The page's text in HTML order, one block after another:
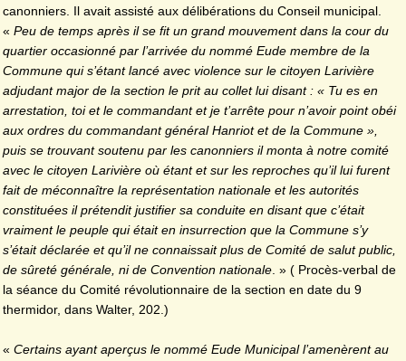
canonniers. Il avait assisté aux délibérations du Conseil municipal.
« Peu de temps après il se fit un grand mouvement dans la cour du
quartier occasionné par l’arrivée du nommé Eude membre de la
Commune qui s’étant lancé avec violence sur le citoyen Larivière
adjudant major de la section le prit au collet lui disant : « Tu es en
arrestation, toi et le commandant et je t’arrête pour n’avoir point obéi
aux ordres du commandant général Hanriot et de la Commune »,
puis se trouvant soutenu par les canonniers il monta à notre comité
avec le citoyen Larivière où étant et sur les reproches qu’il lui furent
fait de méconnaître la représentation nationale et les autorités
constituées il prétendit justifier sa conduite en disant que c’était
vraiment le peuple qui était en insurrection que la Commune s’y
s’était déclarée et qu’il ne connaissait plus de Comité de salut public,
de sûreté générale, ni de Convention nationale . » ( Procès-verbal de
la séance du Comité révolutionnaire de la section en date du 9
thermidor, dans Walter, 202.)
« Certains ayant aperçus le nommé Eude Municipal l’amenèrent au